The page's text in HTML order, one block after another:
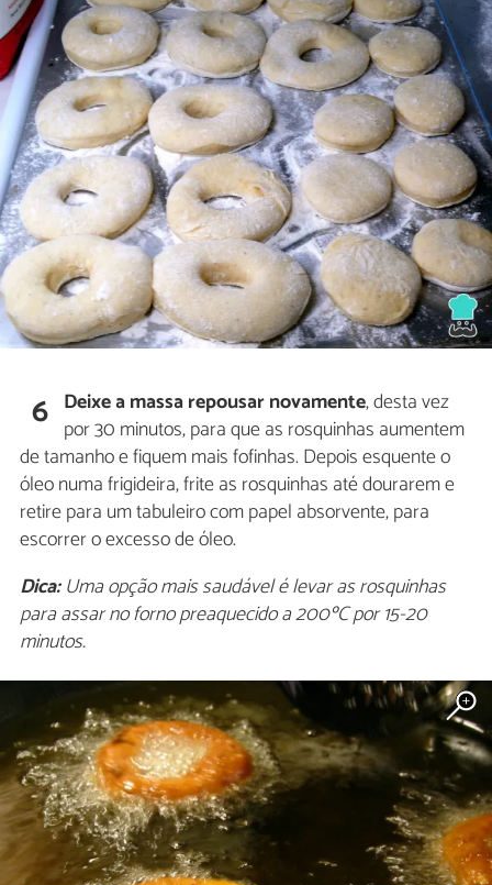
6 Deixe a massa repousar novamente, desta vez
por 30 minutos, para que as rosquinhas aumentem
de tamanho e fiquem mais fofinhas. Depois esquente o
óleo numa frigideira, frite as rosquinhas até dourarem e
retire para um tabuleiro com papel absorvente, para
escorrer o excesso de óleo.
Dica:Uma opção mais saudável é levar as rosquinhas
para assar no forno preaquecido a 200ºC por 15-20
minutos.